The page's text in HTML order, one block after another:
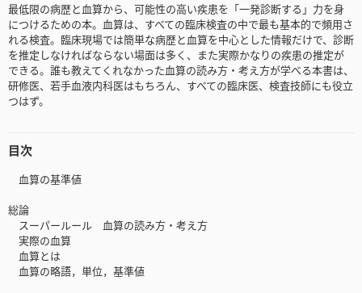
最低限の病歴と血算から、可能性の高い疾患を「一発診断する」力を身
につけるための本。血算は、すべての臨床検査の中で最も基本的で頻用さ
れる検査。臨床現場では簡単な病歴と血算を中心とした情報だけで、診断
を推定しなければならない場面は多く、また実際かなりの疾患の推定が
できる。誰も教えてくれなかった血算の読み方・考え方が学べる本書は、
研修医、若手血液内科医はもちろん、すべての臨床医、検査技師にも役立
つはず。
目次
血算の基準値
総論
スーパールール 血算の読み方・考え方
実際の血算
血算とは
血算の略語，単位，基準値